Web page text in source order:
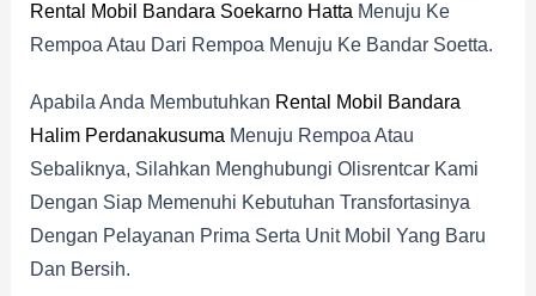
Rental Mobil Bandara Soekarno Hatta Menuju Ke
Rempoa Atau Dari Rempoa Menuju Ke Bandar Soetta.
Apabila Anda Membutuhkan Rental Mobil Bandara
Halim Perdanakusuma Menuju Rempoa Atau
Sebaliknya, Silahkan Menghubungi Olisrentcar Kami
Dengan Siap Memenuhi Kebutuhan Transfortasinya
Dengan Pelayanan Prima Serta Unit Mobil Yang Baru
Dan Bersih.